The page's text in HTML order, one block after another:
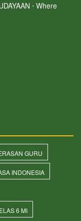
⋅ Where
GURU
INDONESIA
6 MI